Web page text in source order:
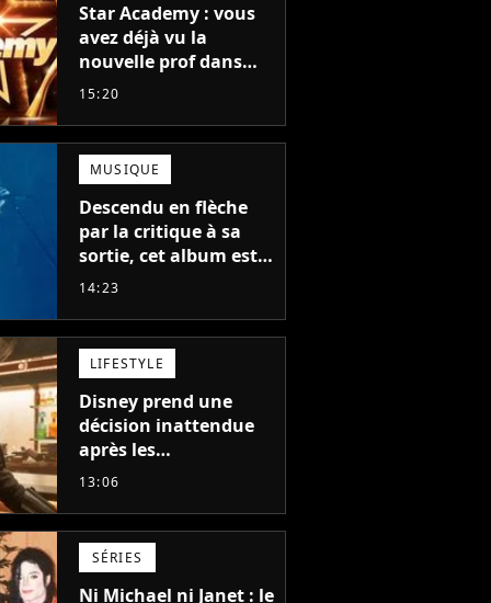
Star Academy : vous
avez déjà vu la
nouvelle prof dans
The Voice et aux
15:20
MUSIQUE
Descendu en flèche
par la critique à sa
sortie, cet album est
en train de devenir le
auteur
14:23
LIFESTYLE
Disney prend une
décision inattendue
après les
"performances
et The Mandalorian &
Grogu au box-office
13:06
SÉRIES
Ni Michael ni Janet : le